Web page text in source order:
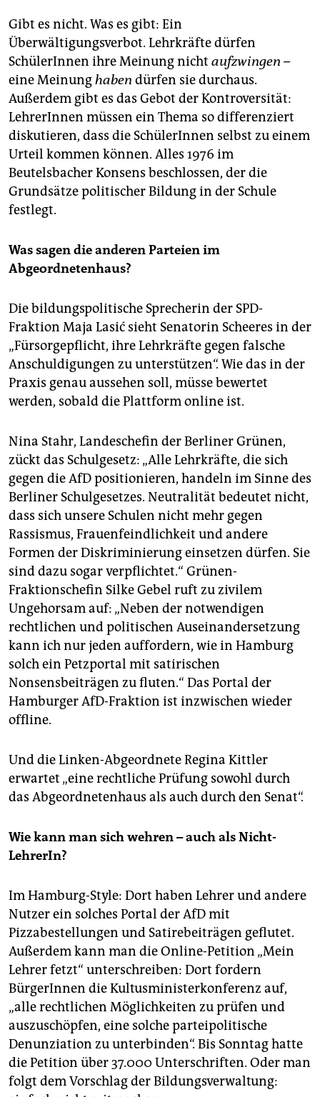
Gibt es nicht. Was es gibt: Ein
Überwältigungsverbot. Lehrkräfte dürfen
SchülerInnen ihre Meinung nicht aufzwingen –
eine Meinunghaben dürfen sie durchaus.
Außerdem gibt es das Gebot der Kontroversität:
LehrerInnen müssen ein Thema so differenziert
diskutieren, dass die SchülerInnen selbst zu einem
Urteil kommen können. Alles 1976 im
Beutelsbacher Konsens beschlossen, der die
Grundsätze politischer Bildung in der Schule
festlegt.
Was sagen die anderen Parteien im
Abgeordnetenhaus?
Die bildungspolitische Sprecherin der SPD-
Fraktion Maja Lasić sieht Senatorin Scheeres in der
„Fürsorgepflicht, ihre Lehrkräfte gegen falsche
Anschuldigungen zu unterstützen“. Wie das in der
Praxis genau aussehen soll, müsse bewertet
werden, sobald die Plattform online ist.
Nina Stahr, Landeschefin der Berliner Grünen,
zückt das Schulgesetz: „Alle Lehrkräfte, die sich
gegen die AfD positionieren, handeln im Sinne des
Berliner Schulgesetzes. Neu­tralität bedeutet nicht,
dass sich unsere Schulen nicht mehr gegen
Rassismus, Frauenfeindlichkeit und andere
Formen der Diskriminierung einsetzen dürfen. Sie
sind dazu sogar verpflichtet.“ Grünen-
Fraktionschefin Silke Gebel ruft zu zivilem
Ungehorsam auf: „Neben der notwendigen
rechtlichen und politischen Auseinandersetzung
kann ich nur jeden auffordern, wie in Hamburg
solch ein Petzportal mit satirischen
Nonsensbeiträgen zu fluten.“ Das Portal der
Hamburger AfD-Fraktion ist inzwischen wieder
offline.
Und die Linken-Abgeordnete Regina Kittler
erwartet „eine rechtliche Prüfung sowohl durch
das Abgeordnetenhaus als auch durch den Senat“.
Wie kann man sich wehren – auch als Nicht-
LehrerIn?
Im Hamburg-Style: Dort haben Lehrer und andere
Nutzer ein solches Portal der AfD mit
Pizzabestellungen und Satirebeiträgen geflutet.
Außerdem kann man die Online-Petition „Mein
Lehrer fetzt“ unterschreiben: Dort fordern
BürgerInnen die Kultusministerkonferenz auf,
„alle rechtlichen Möglichkeiten zu prüfen und
auszuschöpfen, eine solche parteipolitische
Denunziation zu unterbinden“. Bis Sonntag hatte
die Petition über 37.000 Unterschriften. Oder man
folgt dem Vorschlag der Bildungsverwaltung: